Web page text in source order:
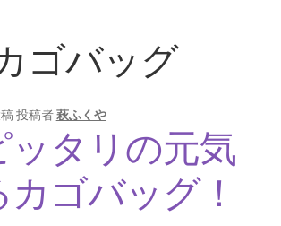
ゴバッグ
投稿者萩ふくや
ッタリの元気
ゴバッグ！